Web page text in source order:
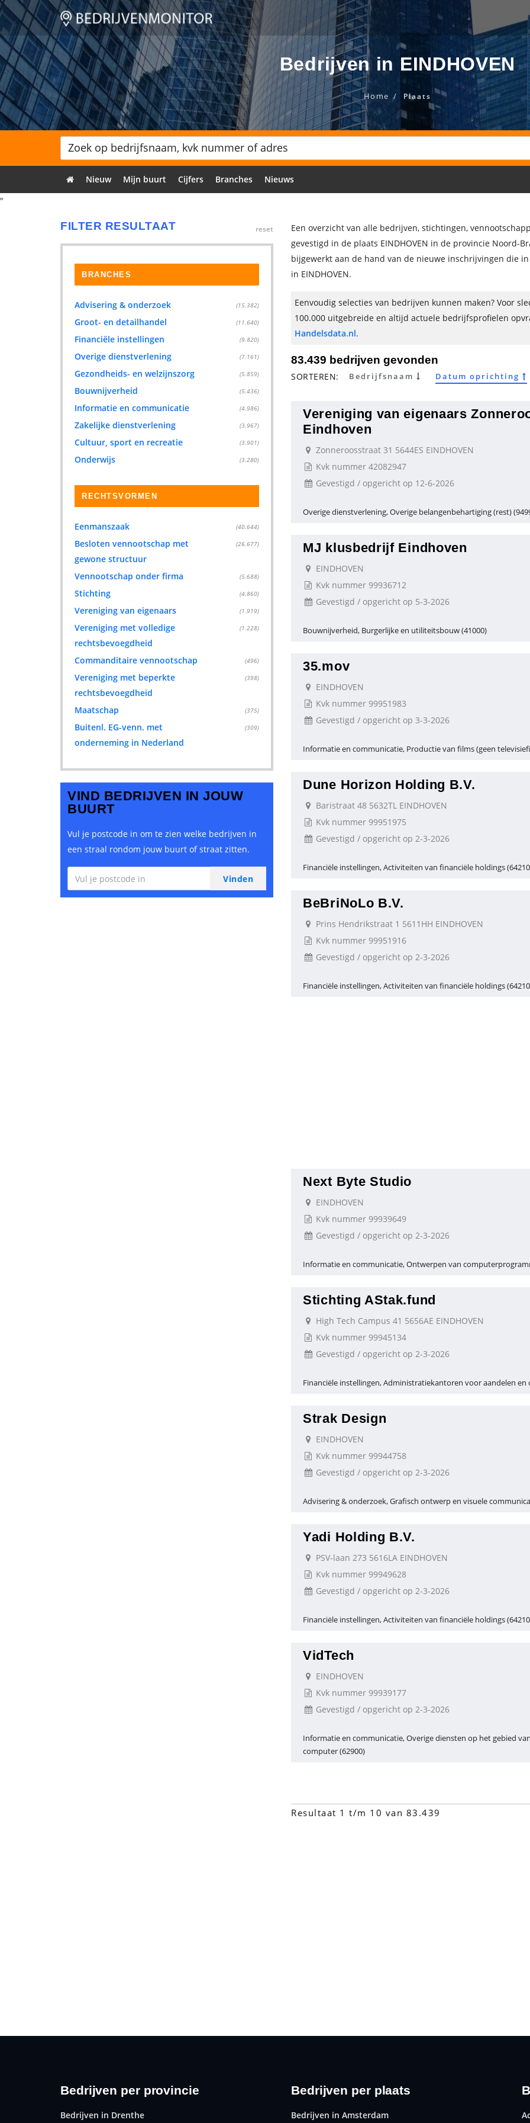
Bedrijven in EINDHOVEN
Home Plaats
Nieuw Mijn buurt Cijfers Branches
Nieuws
"
FILTER RESULTAAT reset
BRANCHES
Advisering & onderzoek (15.382)
Groot- en detailhandel (11.640)
Financiële instellingen (9.820)
Overige dienstverlening (7.161)
Gezondheids- en welzijnszorg (5.859)
Bouwnijverheid (5.436)
Informatie en communicatie (4.986)
Zakelijke dienstverlening (3.967)
Cultuur, sport en recreatie (3.901)
Onderwijs (3.280)
RECHTSVORMEN
Eenmanszaak (40.644)
Besloten vennootschap met
gewone structuur
(26.677)
Vennootschap onder firma (5.688)
Stichting (4.860)
Vereniging van eigenaars (1.919)
Vereniging met volledige
rechtsbevoegdheid
(1.228)
Commanditaire vennootschap (496)
Vereniging met beperkte
rechtsbevoegdheid
(398)
Maatschap (375)
Buitenl. EG-venn. met
onderneming in Nederland
(309)
VIND BEDRIJVEN IN JOUW
BUURT
Vul je postcode in om te zien welke bedrijven in
een straal rondom jouw buurt of straat zitten.
Een overzicht van alle bedrijven, stichtingen,
gevestigd in de plaats EINDHOVEN in de provincie Noord-
bijgewerkt aan de hand van de nieuwe inschrijvingen die
in EINDHOVEN.
Eenvoudig selecties van bedrijven kunnen maken? Voor
100.000 uitgebreide en altijd actuele bedrijfsprofielen
Handelsdata.nl.
83.439 bedrijven gevonden
SORTEREN: Bedrijfsnaam Datum oprichting
Vereniging van eigenaars
Eindhoven
Zonneroosstraat 31 5644ES EINDHOVEN
Kvk nummer 42082947
Gevestigd / opgericht op 12-6-2026
Overige dienstverlening, Overige belangenbehartiging (rest)
MJ klusbedrijf Eindhoven
EINDHOVEN
Kvk nummer 99936712
Gevestigd / opgericht op 5-3-2026
Bouwnijverheid, Burgerlijke en utiliteitsbouw (41000)
35.mov
EINDHOVEN
Kvk nummer 99951983
Gevestigd / opgericht op 3-3-2026
Informatie en communicatie, Productie van films (geen
Dune Horizon Holding B.V.
Baristraat 48 5632TL EINDHOVEN
Kvk nummer 99951975
Gevestigd / opgericht op 2-3-2026
Financiële instellingen, Activiteiten van financiële holdings
BeBriNoLo B.V.
Prins Hendrikstraat 1 5611HH EINDHOVEN
Kvk nummer 99951916
Gevestigd / opgericht op 2-3-2026
Financiële instellingen, Activiteiten van financiële holdings
Next Byte Studio
EINDHOVEN
Kvk nummer 99939649
Gevestigd / opgericht op 2-3-2026
Informatie en communicatie, Ontwerpen van
Stichting AStak.fund
High Tech Campus 41 5656AE EINDHOVEN
Kvk nummer 99945134
Gevestigd / opgericht op 2-3-2026
Financiële instellingen, Administratiekantoren voor aandelen en
Strak Design
EINDHOVEN
Kvk nummer 99944758
Gevestigd / opgericht op 2-3-2026
Advisering & onderzoek, Grafisch ontwerp en visuele
Yadi Holding B.V.
PSV-laan 273 5616LA EINDHOVEN
Kvk nummer 99949628
Gevestigd / opgericht op 2-3-2026
Financiële instellingen, Activiteiten van financiële holdings
VidTech
EINDHOVEN
Kvk nummer 99939177
Gevestigd / opgericht op 2-3-2026
Informatie en communicatie, Overige diensten op het gebied
computer (62900)
Resultaat 1 t/m 10 van 83.439
Bedrijven per provincie
Bedrijven in Drenthe
Bedrijven per plaats
Bedrijven in Amsterdam